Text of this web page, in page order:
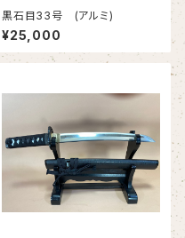
黒石目33号 (アルミ)
¥25,000